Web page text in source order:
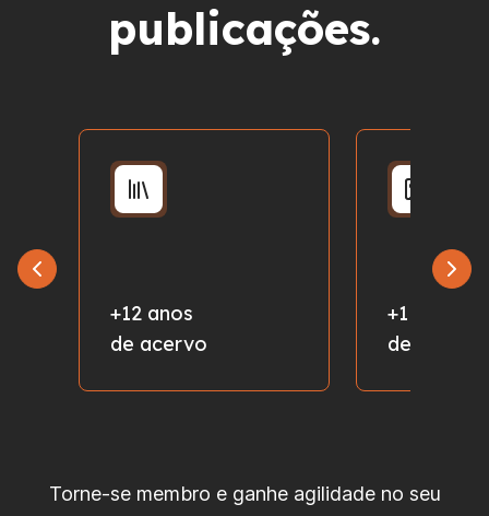
publicações.
+12 anos
de acervo
+1 milhão
de fotos
Torne-se membro e ganhe agilidade no seu